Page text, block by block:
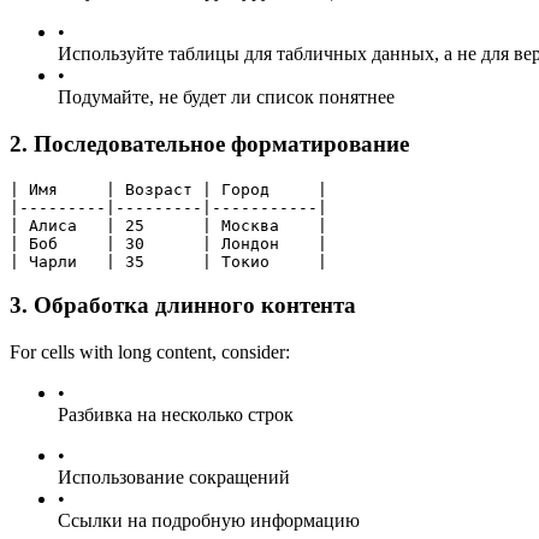
•
Используйте таблицы для табличных данных, а не для
•
Подумайте, не будет ли список понятнее
2. Последовательное форматирование
| Имя     | Возраст | Город     |
|---------|---------|-----------|
| Алиса   | 25      | Москва    |
| Боб     | 30      | Лондон    |
| Чарли   | 35      | Токио     |
3. Обработка длинного контента
For cells with long content, consider:
•
Разбивка на несколько строк
•
Использование сокращений
•
Ссылки на подробную информацию